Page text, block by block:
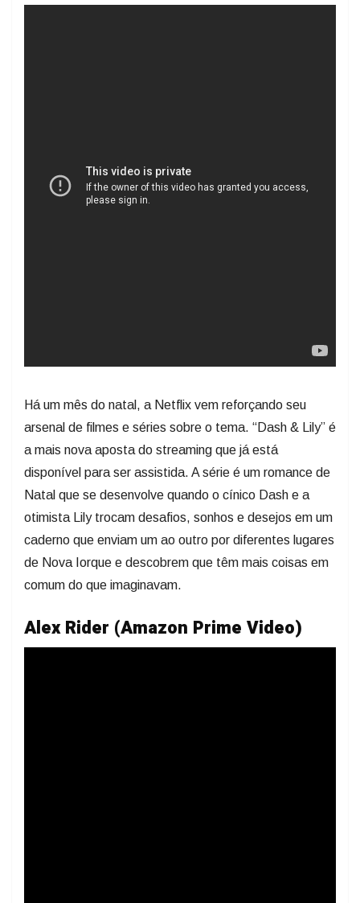
Há um mês do natal, a Netflix vem reforçando seu
arsenal de filmes e séries sobre o tema. “Dash & Lily” é
a mais nova aposta do streaming que já está
disponível para ser assistida. A série é um romance de
Natal que se desenvolve quando o cínico Dash e a
otimista Lily trocam desafios, sonhos e desejos em um
caderno que enviam um ao outro por diferentes lugares
de Nova Iorque e descobrem que têm mais coisas em
comum do que imaginavam.
Alex Rider (Amazon Prime Video)